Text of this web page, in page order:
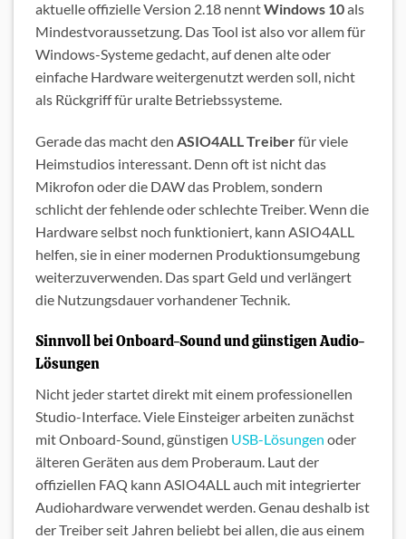
aktuelle offizielle Version 2.18 nenntWindows 10als
Mindestvoraussetzung. Das Tool ist also vor allem für
Windows-Systeme gedacht, auf denen alte oder
einfache Hardware weitergenutzt werden soll, nicht
als Rückgriff für uralte Betriebssysteme.
Gerade das macht den ASIO4ALL Treiberfür viele
Heimstudios interessant. Denn oft ist nicht das
Mikrofon oder die DAW das Problem, sondern
schlicht der fehlende oder schlechte Treiber. Wenn die
Hardware selbst noch funktioniert, kann ASIO4ALL
helfen, sie in einer modernen Produktionsumgebung
weiterzuverwenden. Das spart Geld und verlängert
die Nutzungsdauer vorhandener Technik.
Sinnvoll bei Onboard-Sound und günstigen Audio-
Lösungen
Nicht jeder startet direkt mit einem professionellen
Studio-Interface. Viele Einsteiger arbeiten zunächst
mit Onboard-Sound, günstigen USB-Lösungen oder
älteren Geräten aus dem Proberaum. Laut der
offiziellen FAQ kann ASIO4ALL auch mit integrierter
Audiohardware verwendet werden. Genau deshalb ist
der Treiber seit Jahren beliebt bei allen, die aus einem